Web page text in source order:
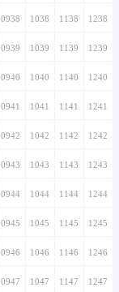
0938 1038 1138 1238
0939 1039 1139 1239
0940 1040 1140 1240
0941 1041 1141 1241
0942 1042 1142 1242
0943 1043 1143 1243
0944 1044 1144 1244
0945 1045 1145 1245
0946 1046 1146 1246
0947 1047 1147 1247